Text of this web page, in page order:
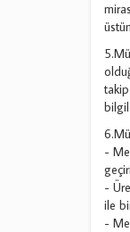
-
-
ile
-